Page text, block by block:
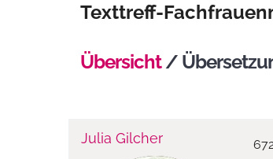
Texttreff-
Übersicht/
Julia Gilcher